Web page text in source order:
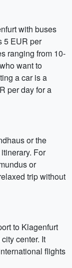
with buses
5 EUR per
ranging from 10-
want to
a car is a
per day for a
or the
For
or
trip without
to Klagenfurt
center. It
flights